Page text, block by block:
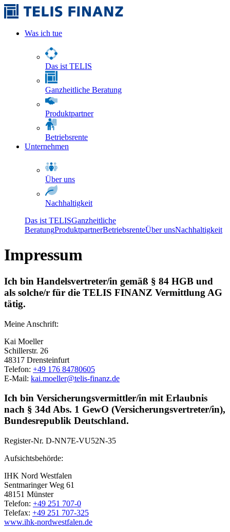
Was ich tue
Das ist TELIS
Ganzheitliche Beratung
Produktpartner
Betriebsrente
Unternehmen
Über uns
Nachhaltigkeit
Das ist TELISGanzheitliche
BeratungProduktpartnerBetriebsrenteÜber unsNachhaltigkeit
Impressum
Ich bin Handelsvertreter/in gemäß § 84 HGB und
als solche/r für die TELIS FINANZ Vermittlung AG
tätig.
Meine Anschrift:
Kai Moeller
Schillerstr. 26
48317 Drensteinfurt
Telefon: +49 176 84780605
E-Mail: kai.moeller@telis-finanz.de
Ich bin Versicherungsvermittler/in mit Erlaubnis
nach § 34d Abs. 1 GewO (Versicherungsvertreter/in),
Bundesrepublik Deutschland.
Register-Nr. D-NN7E-VU52N-35
Aufsichtsbehörde:
IHK Nord Westfalen
Sentmaringer Weg 61
48151 Münster
Telefon: +49 251 707-0
Telefax: +49 251 707-325
www.ihk-nordwestfalen.de